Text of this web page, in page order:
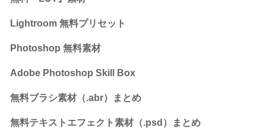
Lightroom 無料プリセット
Photoshop 無料素材
Adobe Photoshop Skill Box
無料ブラシ素材（.abr）まとめ
無料テキストエフェクト素材（.psd）まとめ